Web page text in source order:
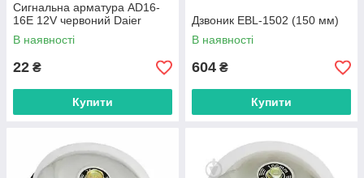
Сигнальна арматура AD16-
16Е 12V червоний Daier
В наявності
22 ₴
Купити
Дзвоник EBL-1502 (150 мм)
В наявності
604 ₴
Купити